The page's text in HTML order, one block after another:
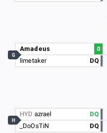
Amadeus
0
limetaker
DQ
G
HYD azrael
DQ
_DoOsTiN
DQ
H